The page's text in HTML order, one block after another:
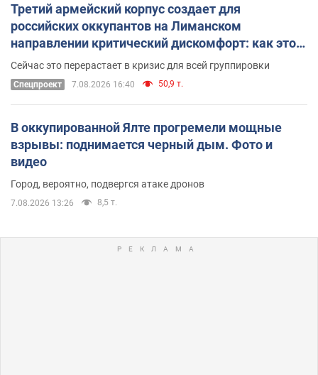
Третий армейский корпус создает для
российских оккупантов на Лиманском
направлении критический дискомфорт: как это
удалось
Сейчас это перерастает в кризис для всей группировки
Спецпроект 7.08.2026 16:40 50,9 т.
В оккупированной Ялте прогремели мощные
взрывы: поднимается черный дым. Фото и
видео
Город, вероятно, подвергся атаке дронов
7.08.2026 13:26 8,5 т.